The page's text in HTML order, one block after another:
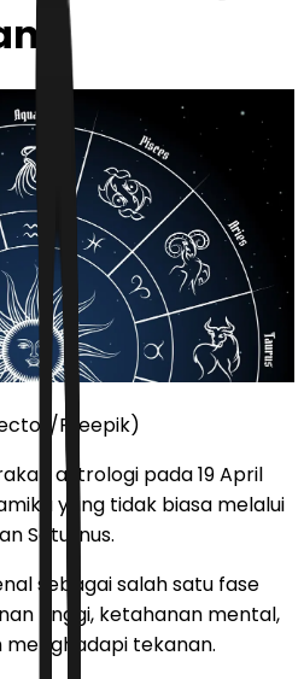
Freepik)
astrologi pada 19 April
yang tidak biasa melalui
Saturnus.
sebagai salah satu fase
tinggi, ketahanan mental,
tekanan.